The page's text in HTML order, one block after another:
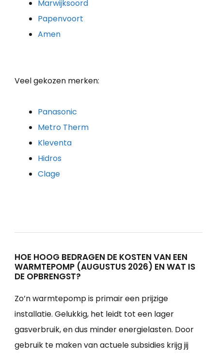
Marwijksoord
Papenvoort
Amen
Veel gekozen merken:
Panasonic
Metro Therm
Kleventa
Hidros
Clage
HOE HOOG BEDRAGEN DE KOSTEN VAN EEN
WARMTEPOMP (AUGUSTUS 2026) EN WAT IS
DE OPBRENGST?
Zo’n warmtepomp is primair een prijzige
installatie. Gelukkig, het leidt tot een lager
gasverbruik, en dus minder energielasten. Door
gebruik te maken van actuele subsidies krijg jij